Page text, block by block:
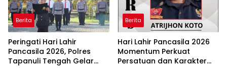
Berita
Peringati Hari Lahir
Pancasila 2026, Polres
Tapanuli Tengah Gelar
Berita
Hari Lahir Pancasila 2026
Momentum Perkuat
Persatuan dan Karakter